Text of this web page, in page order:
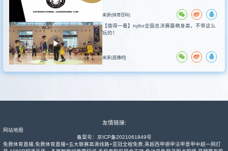
来源:[体育百科]
【值得一看】nybo全国总决赛最萌身高，不带这么
玩的！
来源:[直播吧]
友情链接:
网站地图
备案号： 京ICP备2021061849号
免费体育直播,免费体育直播+五大联赛高清线路+亚冠全程免费,英超西甲德甲法甲意甲中超一网打